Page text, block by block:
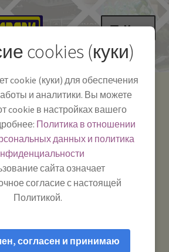
Меню
-
Телефон:+7-
391-249-1040
Тел.|WA|Telegram:
+79029904090
радио и телевидения комнатные и
настенный для крепления антенны г-
cookies (куки)
cookie (куки) для обеспечения
и аналитики. Вы можете
cookie в настройках вашего
Политика в отношении
данных и политика
сайта означает
согласие с настоящей
Политикой.
согласен и принимаю